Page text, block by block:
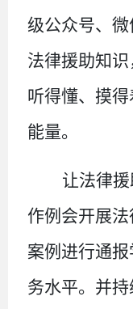
级公众号、
法律援助知识
听得懂、摸
能量。
让法律援
作例会开展
案例进行通
务水平。并